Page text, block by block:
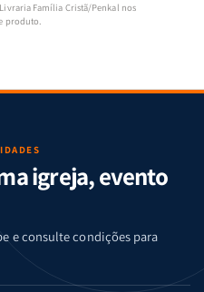
Família Cristã/Penkal nos
produto.
igreja, evento
e consulte condições para